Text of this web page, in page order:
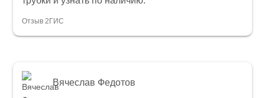
Отзыв 2ГИС
Вячеслав Федотов